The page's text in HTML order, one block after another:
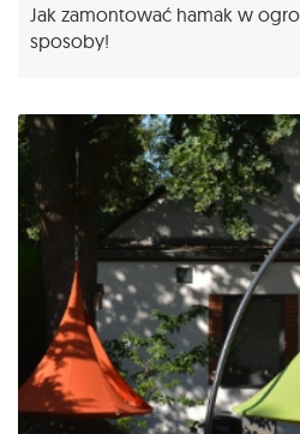
Jak zamontować hamak w
sposoby!